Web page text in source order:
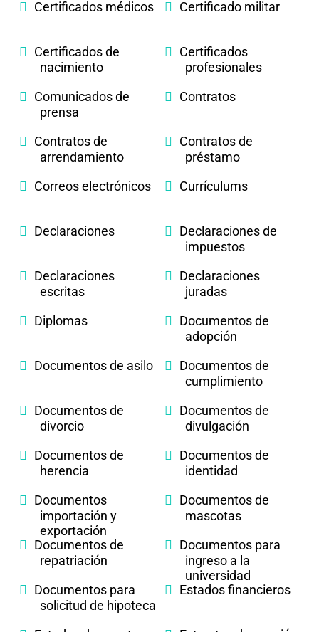
Certificados médicos
Certificado militar
Certificados de
nacimiento
Certificados
profesionales
Comunicados de
prensa
Contratos
Contratos de
arrendamiento
Contratos de
préstamo
Correos electrónicos
Currículums
Declaraciones
Declaraciones de
impuestos
Declaraciones
escritas
Declaraciones
juradas
Diplomas
Documentos de
adopción
Documentos de asilo
Documentos de
cumplimiento
Documentos de
divorcio
Documentos de
divulgación
Documentos de
herencia
Documentos de
identidad
Documentos
importación y
exportación
Documentos de
mascotas
Documentos de
repatriación
Documentos para
ingreso a la
universidad
Documentos para
solicitud de hipoteca
Estados financieros